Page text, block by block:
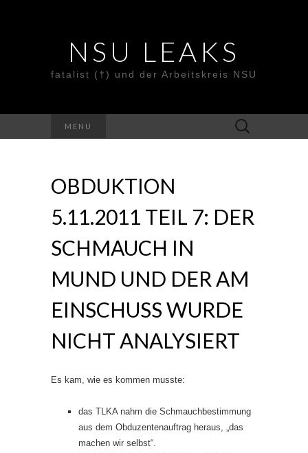
NSU LEAKS
fatalist (†) und der Arbeitskreis NSU
MENU
Suche
nach:
OBDUKTION
5.11.2011 TEIL 7: DER
SCHMAUCH IN
MUND UND DER AM
EINSCHUSS WURDE
NICHT ANALYSIERT
Es kam, wie es kommen musste:
das TLKA nahm die Schmauchbestimmung
aus dem Obduzentenauftrag heraus, „das
machen wir selbst“.